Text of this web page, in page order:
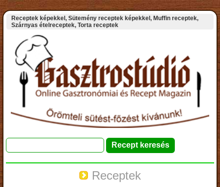
Receptek képekkel, Sütemény receptek képekkel, Muffin receptek,
Szárnyas ételreceptek, Torta receptek
Receptek